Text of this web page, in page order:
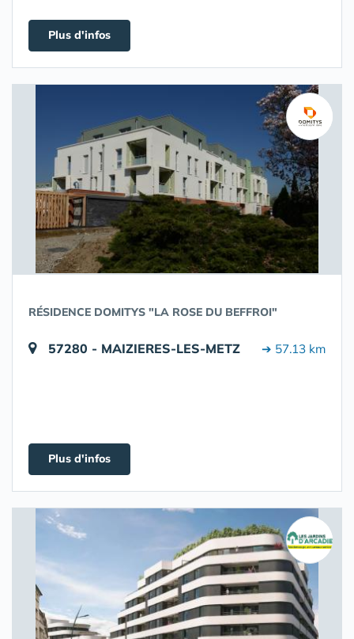
Plus d'infos
RÉSIDENCE DOMITYS "LA ROSE DU BEFFROI"
57280 - MAIZIERES-LES-METZ ➔ 57.13 km
Plus d'infos